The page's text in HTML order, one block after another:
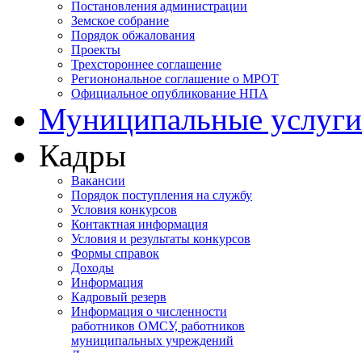
Постановления администрации
Земское собрание
Порядок обжалования
Проекты
Трехстороннее соглашение
Регионональное соглашение о МРОТ
Официальное опубликование НПА
Муниципальные услуги
Кадры
Вакансии
Порядок поступления на службу
Условия конкурсов
Контактная информация
Условия и результаты конкурсов
Формы справок
Доходы
Информация
Кадровый резерв
Информация о численности
работников ОМСУ, работников
муниципальных учреждений